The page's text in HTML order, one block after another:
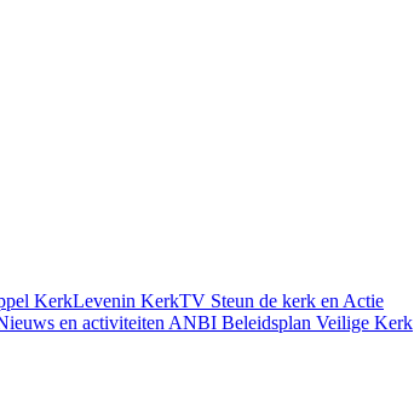
KerkLevenin KerkTV Steun de kerk en Actie
en activiteiten ANBI Beleidsplan Veilige Kerk